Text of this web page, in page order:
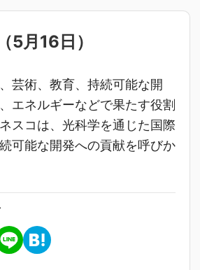
5月16日 ）
芸術、教育、持続可能な開
エネルギーなどで果たす役割
スコは、光科学を通じた国際
可能な開発への貢献を呼びか